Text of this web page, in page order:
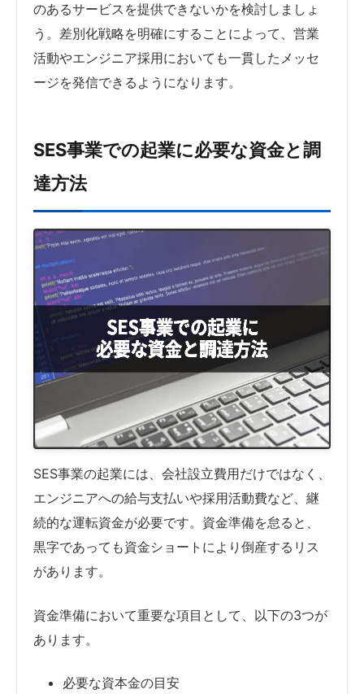
のあるサービスを提供できないかを検討しましょ
う。差別化戦略を明確にすることによって、営業
活動やエンジニア採用においても一貫したメッセ
ージを発信できるようになります。
SES事業での起業に必要な資金と調
達方法
SES事業の起業には、会社設立費用だけではなく、
エンジニアへの給与支払いや採用活動費など、継
続的な運転資金が必要です。資金準備を怠ると、
黒字であっても資金ショートにより倒産するリス
があります。
資金準備において重要な項目として、以下の3つが
あります。
必要な資本金の目安